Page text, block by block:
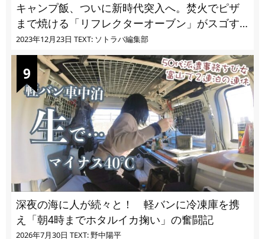
キャンプ飯、ついに新時代突入へ。焚火でピザ
まで焼ける「リフレクターオーブン」がスゴす
ぎる
2023年12月23日 TEXT: ソトラバ編集部
深夜の海に人が続々と！ 軽バンに冷凍庫を携
え「朝4時までホタルイカ掬い」の奮闘記
2026年7月30日 TEXT: 野中陽平